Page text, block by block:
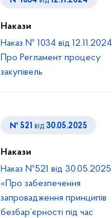
Накази
Наказ № 1034 від 12.11.2024
Про Регламент процесу
закупівель
№ 521 від 30.05.2025
Накази
Наказ №521 від 30.05.2025
«Про забезпечення
запровадження принципів
безбар’єрності під час